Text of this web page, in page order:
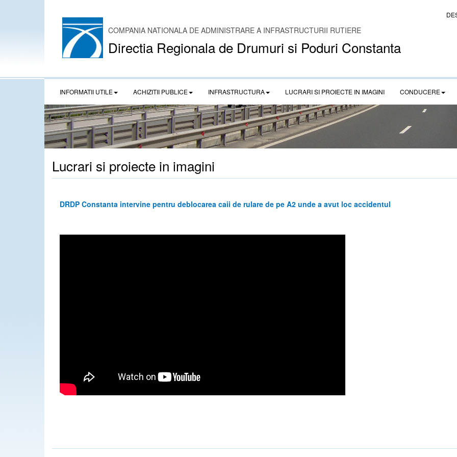
COMPANIA NATIONALA DE ADMINISTRARE A INFRASTRUCTURII RUTIERE
Directia Regionala de Drumuri si Poduri Constanta
INFORMATII UTILE ACHIZITII PUBLICE INFRASTRUCTURA LUCRARI SI PROIECTE IN IMAGINI CONDUCERE
Lucrari si proiecte in imagini
DRDP Constanta intervine pentru deblocarea caii de rulare de pe A2 unde a avut loc accidentul